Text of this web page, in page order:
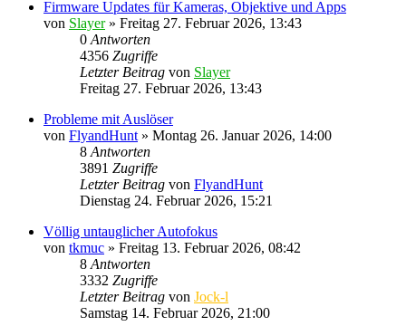
Firmware Updates für Kameras, Objektive und Apps
von Slayer» Freitag 27. Februar 2026, 13:43
0 Antworten
4356 Zugriffe
Letzter Beitrag von Slayer
Freitag 27. Februar 2026, 13:43
Probleme mit Auslöser
von FlyandHunt » Montag 26. Januar 2026, 14:00
8 Antworten
3891 Zugriffe
Letzter Beitrag von FlyandHunt
Dienstag 24. Februar 2026, 15:21
Völlig untauglicher Autofokus
von tkmuc » Freitag 13. Februar 2026, 08:42
8 Antworten
3332 Zugriffe
Letzter Beitrag von Jock-l
Samstag 14. Februar 2026, 21:00